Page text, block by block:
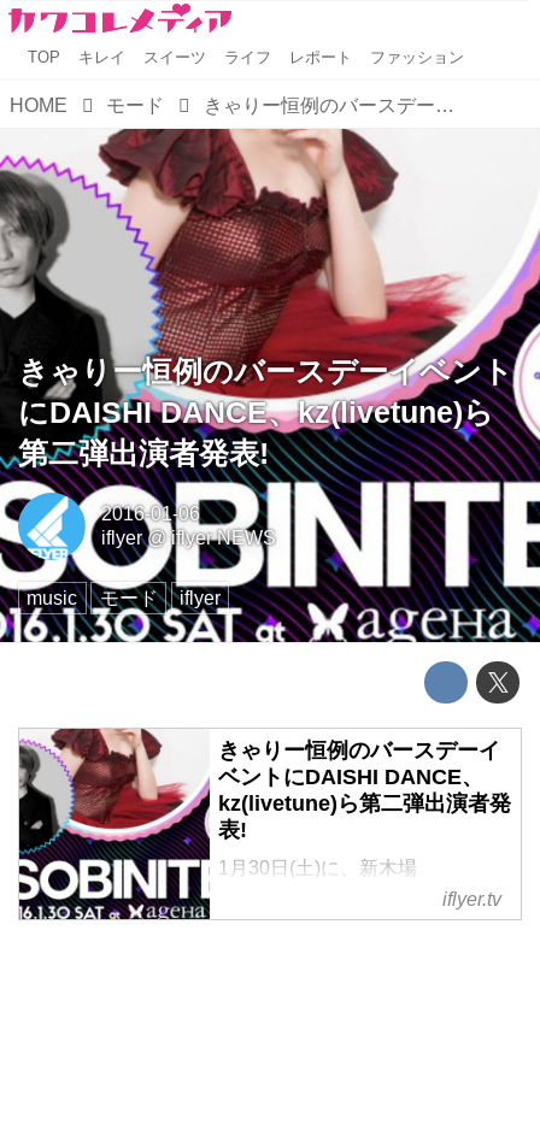
TOP キレイ スイーツ ライフ レポート ファッション
HOME モード きゃりー恒例のバースデーイベントにDAISHI DANCE、kz(livetune)ら第二弾出演者発表!
きゃりー恒例のバースデーイベント
にDAISHI DANCE、kz(livetune)ら
第二弾出演者発表!
2016-01-06
iflyer@ iflyer NEWS
music モード iflyer
きゃりー恒例のバースデーイ
ベントにDAISHI DANCE、
kz(livetune)ら第二弾出演者発
表!
1月30日(土)に、新木場
ageHa/STUDIO COASTにて開催
される、一年に一回のスペシャル
iflyer.tv